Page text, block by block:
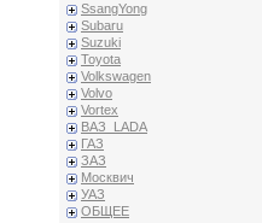
SsangYong
Subaru
Suzuki
Toyota
Volkswagen
Volvo
Vortex
ВАЗ_LADA
ГАЗ
ЗАЗ
Москвич
УАЗ
ОБЩЕЕ